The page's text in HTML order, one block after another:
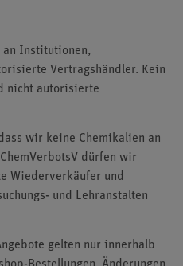
an Institutionen,
Vertragshändler. Kein
nicht autorisierte
wir keine Chemikalien an
dürfen wir
Wiederverkäufer und
und Lehranstalten
gelten nur innerhalb